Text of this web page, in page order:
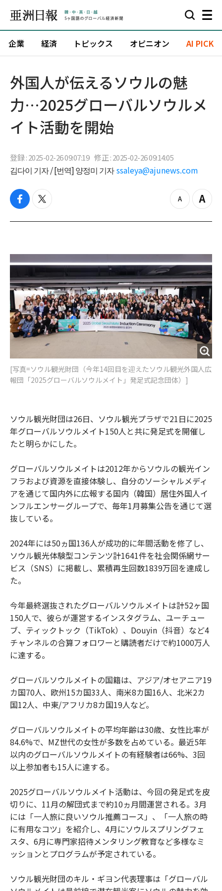
企業 経済 トピックス オピニオン AI PICK
外国人が伝えるソウルの魅
力…2025グローバルソウルメ
イト活動を開始
登録 : 2025-02-26 09:07:19 修正 : 2025-02-26 09:14:05
김다이 기자 / [번역] 양정미 기자 ssaleya@ajunews.com
f
c
o
k
t
i
r
z
o
t
Z
o
[写真=ソウル観光財団（今年14回目を迎えたソウル観光外国人広
報団「2025グローバルソウルメイト」発足式記念団体）]
ソウル観光財団は26日、ソウル観光プラザで21日に2025
年グローバルソウルメイト150人と共に発足式を開催し
たと明らかにした。
グローバルソウルメイトは2012年からソウルの観光イン
フラおよび資源を直接体験し、自分のソーシャルメディ
アを通じて国内外に広報する国内（韓国）居住外国人イ
ンフルエンサーグループで、毎年1月募集公告を通じて選
抜している。
2024年には50ヵ国136人が成功的に年間活動を修了し、
ソウル観光体験型コンテンツ計1641件を社会関係網サー
ビス（SNS）に掲載し、累積再生回数1839万回を達成し
た。
今年最終選抜されたグローバルソウルメイトは計52ヶ国
150人で、彼らが運営するインスタグラム、ユーチュー
ブ、ティックトック（TikTok）、Douyin（抖音）など4
チャンネルの合算フォロワーと購読者だけで約1000万人
に達する。
グローバルソウルメイトの国籍は、アジア/オセアニア19
カ国70人、欧州15カ国33人、南米8カ国16人、北米2カ
国12人、中東/アフリカ8カ国19人など。
グローバルソウルメイトの平均年齢は30歳、女性比率が
84.6%で、MZ世代の女性が多数を占めている。最近5年
以内のグローバルソウルメイトの有経験者は66%、3回
以上参加者も15人に達する。
2025グローバルソウルメイト活動は、今回の発足式を皮
切りに、11月の解団式まで約10ヵ月間運営される。3月
には「一人旅に良いソウル推薦コース」、「一人旅の時
に有用なコツ」を紹介し、4月にソウルスプリングフェ
スタ、6月に専門家招待メンタリング教育など多様なミ
ッションとプログラムが予定されている。
ソウル観光財団のキル・ギヨン代表理事は「グローバル